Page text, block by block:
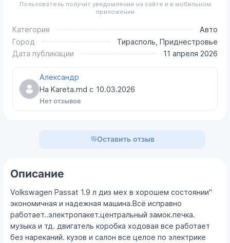
Пользователь получит уведомление на сайте и в мобильном
приложении
Категория
Авто
Город
Тирасполь, Приднестровье
Дата публикации
11 апреля 2026
Александр
На Kareta.md с 10.03.2026
Нет отзывов
Оставить отзыв
Описание
Volkswagen Passat 1.9 л диз мех в хорошем состоянии"
экономичная и надежная машина.Всё исправно
работает..электропакет.центральный замок.печка.
музыка и тд. двигатель коробка ходовая все работает
без нареканий. кузов и салон все целое по электрике